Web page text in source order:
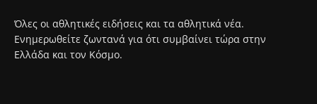
Όλες οι αθλητικές ειδήσεις και τα αθλητικά νέα.
Ενημερωθείτε ζωντανά για ότι συμβαίνει τώρα στην
Ελλάδα και τον Κόσμο.